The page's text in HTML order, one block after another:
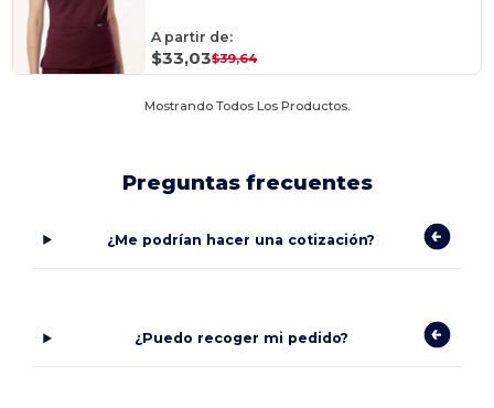
A partir de:
$33,03$39,64
Mostrando Todos Los Productos.
Preguntas frecuentes
¿Me podrían hacer una cotización?
¿Puedo recoger mi pedido?